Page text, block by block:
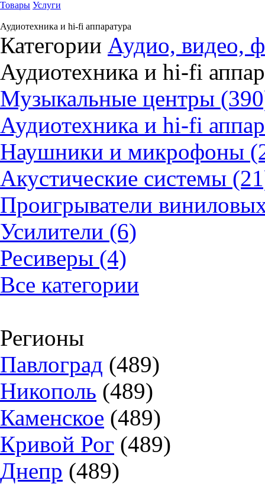
Товары Услуги
Аудиотехника и hi-fi аппаратура
Категории Аудио, видео,
Аудиотехника и hi-fi
Музыкальные центры
Аудиотехника и hi-fi
Наушники и микрофоны
Акустические системы
Проигрыватели
Усилители (6)
Ресиверы (4)
Все категории
Регионы
Павлоград (489)
Никополь (489)
Каменское (489)
Кривой Рог (489)
Днепр (489)